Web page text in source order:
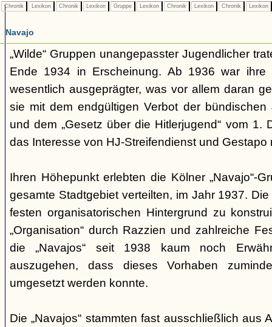
Chronik Lexikon Chronik Lexikon Gruppe Lexikon Chronik Lexikon Chronik Lexikon
Navajo
„Wilde“ Gruppen unangepasster Jugendlicher
Ende 1934 in Erscheinung. Ab 1936 war ihre
wesentlich ausgeprägter, was vor allem daran
sie mit dem endgültigen Verbot der
und dem „Gesetz über die Hitlerjugend“ vom 1.
das Interesse von HJ-Streifendienst und Gestapo
Ihren Höhepunkt erlebten die Kölner „Navajo“-
gesamte Stadtgebiet verteilten, im Jahr 1937.
festen organisatorischen Hintergrund zu
„Organisation“ durch Razzien und zahlreiche
die „Navajos“ seit 1938 kaum noch
auszugehen, dass dieses Vorhaben
umgesetzt werden konnte.
Die „Navajos“ stammten fast ausschließlich aus